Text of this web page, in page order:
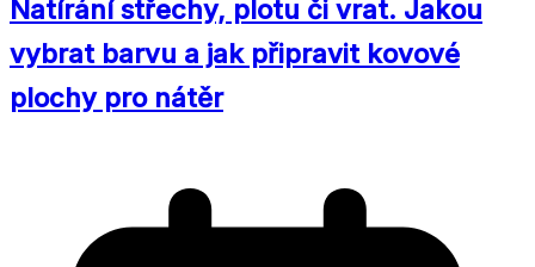
Natírání střechy, plotu či vrat. Jakou
vybrat barvu a jak připravit kovové
plochy pro nátěr